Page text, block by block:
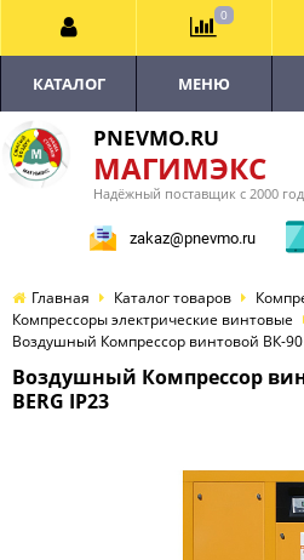
PNEVMO.RU
МАГИМЭКС
Надёжный поставщик с 2000
zakaz@pnevmo.ru
КАТАЛОГ МЕНЮ
Главная Каталог товаров
Компрессоры электрические винтовые
Воздушный Компрессор винтовой ВК-90
Воздушный Компрессор
BERG IP23
0